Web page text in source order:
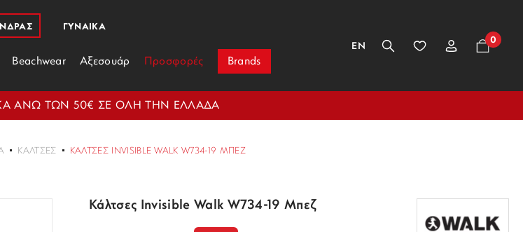
Beachwear Αξεσουάρ Προσφορές Brands
ΓΥΝΑΙΚΑ
EN
0
ΑΝΩ ΤΩΝ 50€ ΣΕ ΟΛΗ ΤΗΝ ΕΛΛΑΔΑ
ΚΆΛΤΣΕΣ ΚΆΛΤΣΕΣ INVISIBLE WALK W734-19 ΜΠΕΖ
Κάλτσες Invisible Walk W734-19 Μπεζ